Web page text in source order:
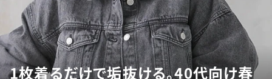
1枚着るだけで垢抜ける。40代向け春